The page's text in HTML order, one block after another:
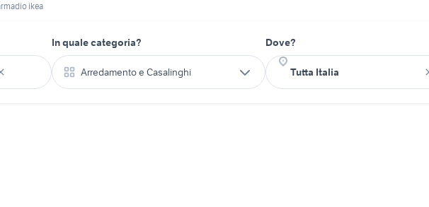
ikea
In quale categoria?
Arredamento e Casalinghi
Dove?